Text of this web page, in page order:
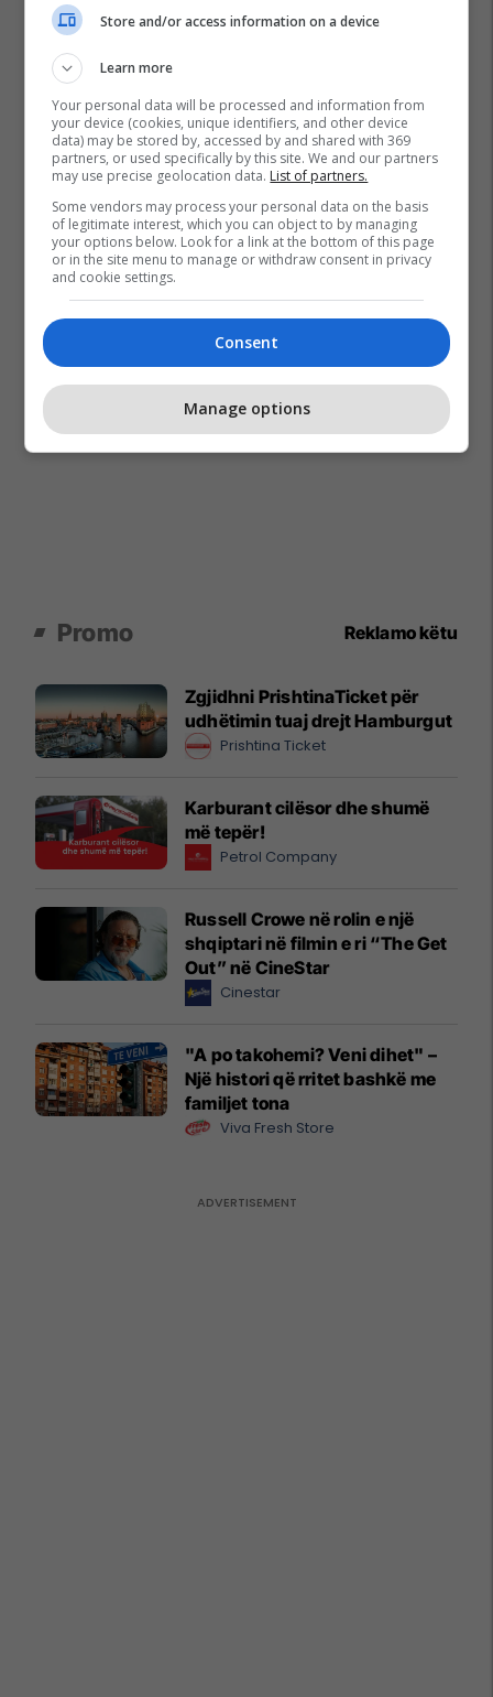
Promo Reklamo këtu
Zgjidhni PrishtinaTicket për
udhëtimin tuaj drejt Hamburgut
Prishtina Ticket
Karburant cilësor dhe shumë
më tepër!
Petrol Company
Russell Crowe në rolin e një
shqiptari në filmin e ri “The Get
Out” në CineStar
Cinestar
"A po takohemi? Veni dihet" –
Një histori që rritet bashkë me
familjet tona
Viva Fresh Store
Store and/or access information on a device
Learn more
Your personal data will be processed and information from
your device (cookies, unique identifiers, and other device
data) may be stored by, accessed by and shared with 369
partners, or used specifically by this site. We and our partners
may use precise geolocation data. List of partners.
Some vendors may process your personal data on the basis
of legitimate interest, which you can object to by managing
your options below. Look for a link at the bottom of this page
or in the site menu to manage or withdraw consent in privacy
and cookie settings.
Consent
Manage options